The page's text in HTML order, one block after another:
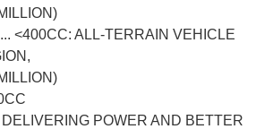
<400CC: ALL-TERRAIN VEHICLE
POWER AND BETTER